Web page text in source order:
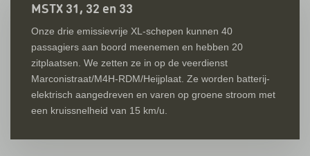
MSTX 31, 32 en 33
Onze drie emissievrije XL-schepen kunnen 40
passagiers aan boord meenemen en hebben 20
zitplaatsen. We zetten ze in op de veerdienst
Marconistraat/M4H-RDM/Heijplaat. Ze worden batterij-
elektrisch aangedreven en varen op groene stroom met
een kruissnelheid van 15 km/u.